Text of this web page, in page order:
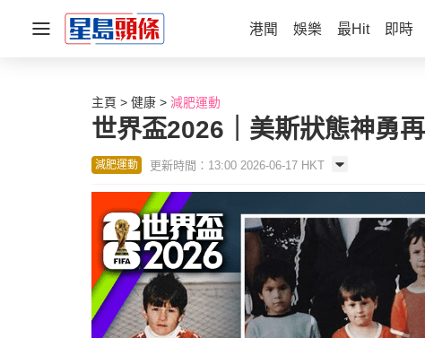
港聞 娛樂 最Hit 即時
主頁 健康 減肥運動
世界盃2026｜美斯狀態神勇
減肥運動 更新時間：13:00 2026-06-17 HKT